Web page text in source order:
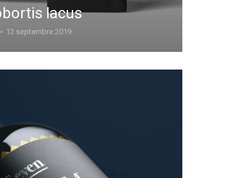
lacus
12 septembre 2019